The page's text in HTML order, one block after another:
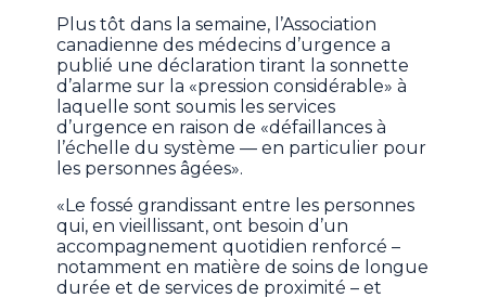
Plus tôt dans la semaine, l’Association
canadienne des médecins d’urgence a
publié une déclaration tirant la sonnette
d’alarme sur la «pression considérable» à
laquelle sont soumis les services
d’urgence en raison de «défaillances à
l’échelle du système — en particulier pour
les personnes âgées».
«Le fossé grandissant entre les personnes
qui, en vieillissant, ont besoin d’un
accompagnement quotidien renforcé –
notamment en matière de soins de longue
durée et de services de proximité – et